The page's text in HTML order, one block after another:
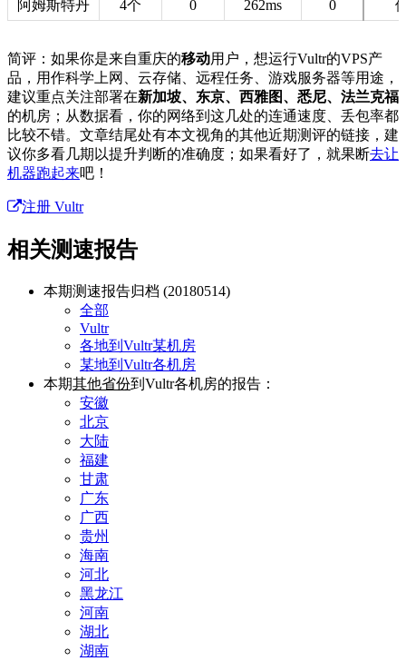
阿姆斯特丹 4个 0 262ms 0
简评：如果你是来自重庆的移动用户，想运行Vultr的VPS产
品，用作科学上网、云存储、远程任务、游戏服务器等用途，
建议重点关注部署在新加坡、东京、西雅图、悉尼、法兰克福
的机房；从数据看，你的网络到这几处的连通速度、丢包率都
比较不错。文章结尾处有本文视角的其他近期测评的链接，建
议你多看几期以提升判断的准确度；如果看好了，就果断去让
机器跑起来吧！
注册 Vultr
相关测速报告
本期测速报告归档 (20180514)
全部
Vultr
各地到Vultr某机房
某地到Vultr各机房
本期其他省份到Vultr各机房的报告：
安徽
北京
大陆
福建
甘肃
广东
广西
贵州
海南
河北
黑龙江
河南
湖北
湖南